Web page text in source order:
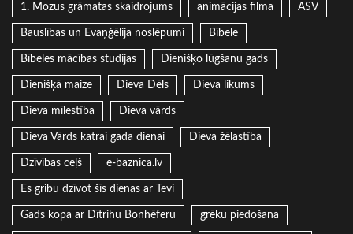
1. Mozus grāmatas skaidrojums animācijas filma ASV
Bauslības un Evaņģēlija noslēpumi Bībele
Bībeles mācības studijas Dienišķo lūgšanu gads
Dienišķā maize Dieva Dēls Dieva likums
Dieva mīlestība Dieva vārds
Dieva Vārds katrai gada dienai Dieva žēlastība
Dzīvības ceļš e-baznica.lv
Es gribu dzīvot šīs dienas ar Tevi
Gads kopa ar Dītrihu Bonhēferu grēku piedošana